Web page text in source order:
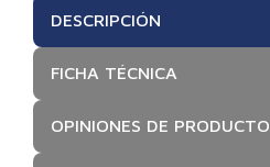
DESCRIPCIÓN
FICHA TÉCNICA
OPINIONES DE PRODUCTO